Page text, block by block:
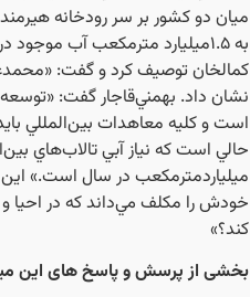
ميان دو كشور بر سر رودخانه
كمالخان توصيف كرد و گفت:
نشان داد. بهمني‌قاجار گفت:
است و كليه معاهدات بين‌المللي
ميلياردمترمكعب در سال است.»
خودش را مكلف مي‌داند كه در احيا
كند؟»
بخشی از پرسش و پاسخ های این